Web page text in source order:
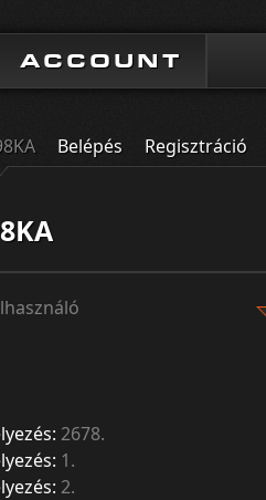
ACCOUNT
Belépés Regisztráció
2678.
1.
2.